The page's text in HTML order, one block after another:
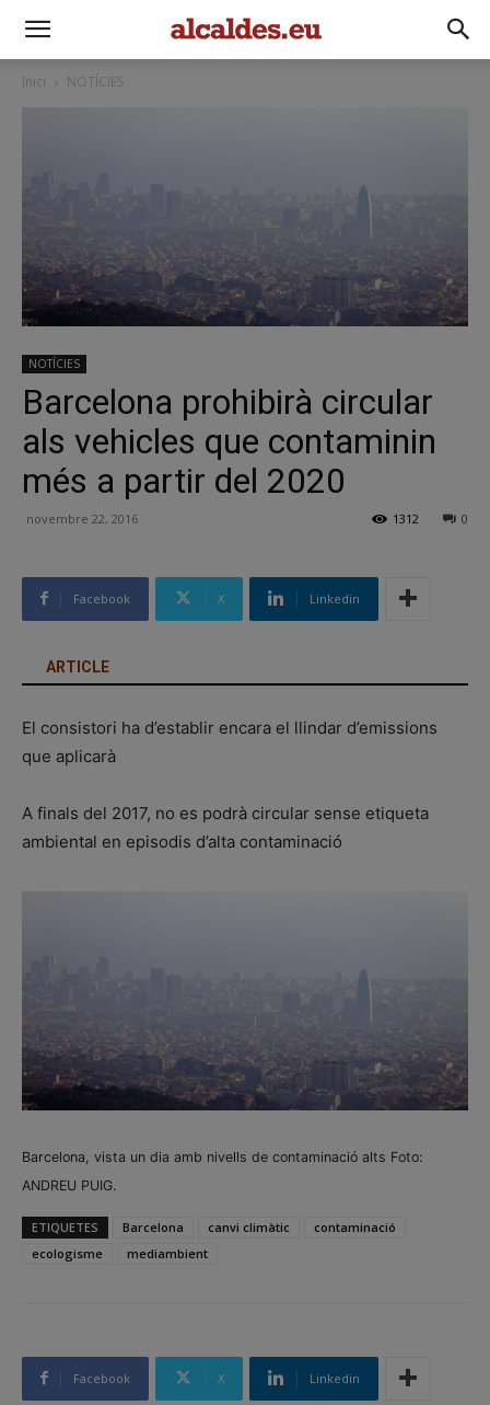
Inici NOTÍCIES
NOTÍCIES
Barcelona prohibirà circular
als vehicles que contaminin
més a partir del 2020
novembre 22, 2016 0
1312
Facebook X Linkedin
ARTICLE
El consistori ha d’establir encara el llindar d’emissions
que aplicarà
A finals del 2017, no es podrà circular sense etiqueta
ambiental en episodis d’alta contaminació
Barcelona, vista un dia amb nivells de contaminació alts Foto:
ANDREU PUIG.
ETIQUETES Barcelona canvi climàtic
contaminació
ecologisme
mediambient
Facebook X Linkedin